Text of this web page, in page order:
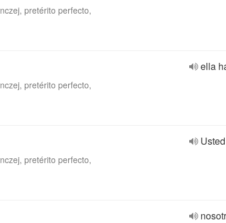
pretérito perfecto,
pretérito perfecto,
ella
pretérito perfecto,